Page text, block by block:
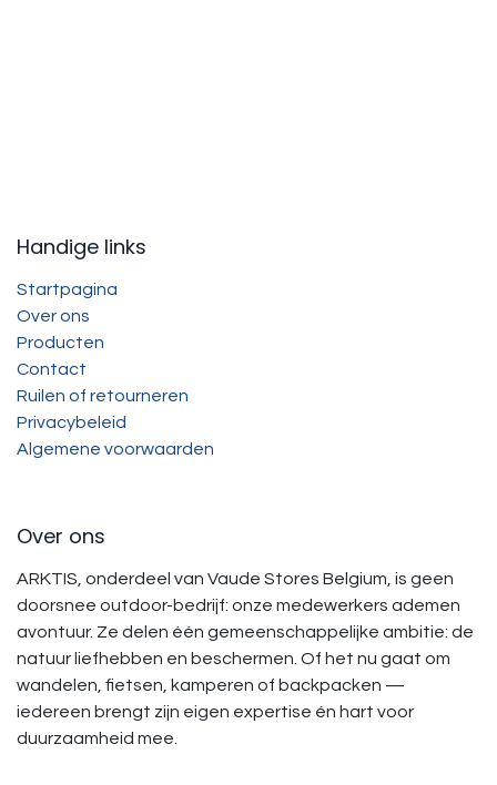
Handige links
Startpagina
Over ons
Producten
Contact
Ruilen of retourneren
Privacybeleid
Algemene voorwaarden
Over ons
ARKTIS, onderdeel van Vaude Stores Belgium, is geen
doorsnee outdoor-bedrijf: onze medewerkers ademen
avontuur. Ze delen één gemeenschappelijke ambitie: de
natuur liefhebben en beschermen. Of het nu gaat om
wandelen, fietsen, kamperen of backpacken —
iedereen brengt zijn eigen expertise én hart voor
duurzaamheid mee.